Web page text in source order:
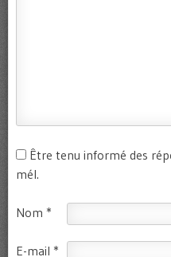
Être tenu informé des
mél.
Nom *
E-mail *